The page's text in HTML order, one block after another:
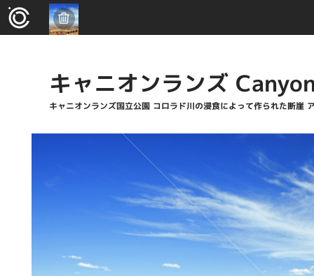
キャニオンランズ
キャニオンランズ国立公園 コロラド川の浸食によって作られた断崖